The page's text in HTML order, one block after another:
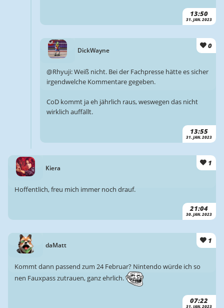
13:50
31. JAN. 2023
DickWayne
0
13:55
31. JAN. 2023
@Rhyuji: Weiß nicht. Bei der Fachpresse hätte es sicher
irgendwelche Kommentare gegeben.
CoD kommt ja eh jährlich raus, weswegen das nicht
wirklich auffällt.
Kiera
1
21:04
30. JAN. 2023
Hoffentlich, freu mich immer noch drauf.
daMatt
1
07:22
31. JAN. 2023
Kommt dann passend zum 24 Februar? Nintendo würde ich so
nen Fauxpass zutrauen, ganz ehrlich.